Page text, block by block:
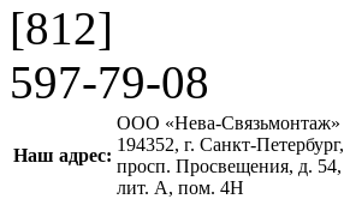
[812]
597-79-08
Наш адрес:
ООО «Нева-Связьмонтаж»
194352, г. Санкт-Петербург,
просп. Просвещения, д. 54,
лит. А, пом. 4Н